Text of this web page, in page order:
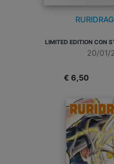
LIMITED EDITION CON
20/01/
€ 6,50